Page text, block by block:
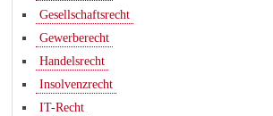
Gesellschaftsrecht
Gewerberecht
Handelsrecht
Insolvenzrecht
IT-Recht